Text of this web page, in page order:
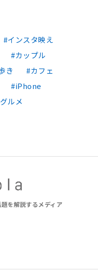
インスタ映え
カップル
き
カフェ
iPhone
グルメ
を解説するメディア